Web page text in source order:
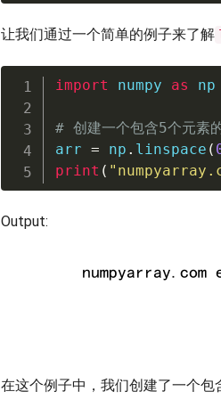
让我们通过一个简单的例子来了解
import numpy as np
# 创建一个包含5个元素
arr = np . linspace (
print (
Output:
在这个例子中，我们创建了一个